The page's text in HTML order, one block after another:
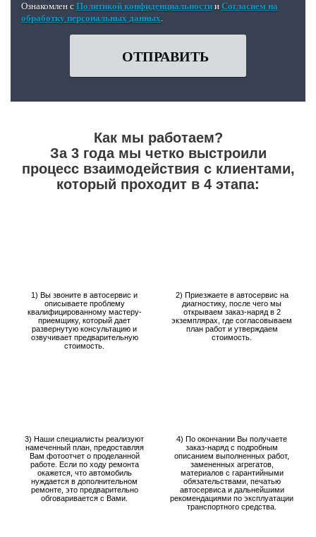
Ознакомлен с Политикой конфиденциальности и Согласием на
обработку персональных данных.
ОТПРАВИТЬ
Как мы работаем?
За 3 года мы четко выстроили
процесс взаимодействия с клиентами,
который проходит в 4 этапа:
1) Вы звоните в автосервис и
описываете проблему
квалифицированному мастеру-
приемщику, который дает
развернутую консультацию и
озвучивает предварительную
стоимость.
2) Приезжаете в автосервис на
диагностику, после чего мы
открываем заказ-наряд в 2
экземплярах, где согласовываем
план работ и утверждаем
стоимость.
3) Наши специалисты реализуют
намеченный план, предоставляя
Вам фотоотчет о проделанной
работе. Если по ходу ремонта
окажется, что автомобиль
нуждается в дополнительном
ремонте, это предварительно
обговаривается с Вами.
4) По окончании Вы получаете
заказ-наряд с подробным
описанием выполненных работ,
замененных агрегатов,
материалов с гарантийными
обязательствами, печатью
автосервиса и дальнейшими
рекомендациями по эксплуатации
транспортного средства.